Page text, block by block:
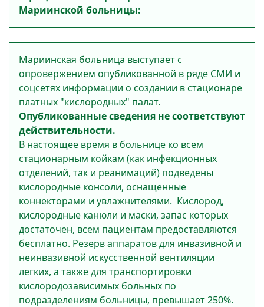
Мариинской больницы:
Мариинская больница выступает с
опровержением опубликованной в ряде СМИ и
соцсетях информации о создании в стационаре
платных "кислородных" палат.
Опубликованные сведения не соответствуют
действительности.
В настоящее время в больнице ко всем
стационарным койкам (как инфекционных
отделений, так и реанимаций) подведены
кислородные консоли, оснащенные
коннекторами и увлажнителями. Кислород,
кислородные канюли и маски, запас которых
достаточен, всем пациентам предоставляются
бесплатно. Резерв аппаратов для инвазивной и
неинвазивной искусственной вентиляции
легких, а также для транспортировки
кислородозависимых больных по
подразделениям больницы, превышает 250%.